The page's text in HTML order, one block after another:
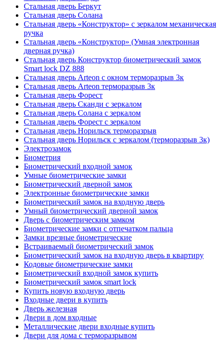
Стальная дверь Беркут
Стальная дверь Солана
Стальная дверь «Конструктор» с зеркалом механическая
ручка
Стальная дверь «Конструктор» (Умная электронная
дверная ручка)
Стальная дверь Конструктор биометрический замок
Smart lock DZ 888
Стальная дверь Arteon с окном терморазрыв 3к
Стальная дверь Arteon терморазрыв 3к
Стальная дверь Форест
Стальная дверь Сканди с зеркалом
Стальная дверь Солана с зеркалом
Стальная дверь Форест с зеркалом
Стальная дверь Норильск терморазрыв
Стальная дверь Норильск с зеркалом (терморазрыв 3к)
Электрозамок
Биометрия
Биометрический входной замок
Умные биометрические замки
Биометрический дверной замок
Электронные биометрические замки
Биометрический замок на входную дверь
Умный биометрический дверной замок
Дверь с биометрическим замком
Биометрические замки с отпечатком пальца
Замки врезные биометрические
Встраиваемый биометрический замок
Биометрический замок на входную дверь в квартиру
Кодовые биометрические замки
Биометрический входной замок купить
Биометрический замок smart lock
Купить новую входную дверь
Входные двери в купить
Дверь железная
Двери в дом входные
Металлические двери входные купить
Двери для дома с терморазрывом